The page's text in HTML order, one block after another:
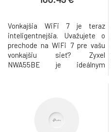
Adapt
Vonkajšia WiFi 7 je teraz
inteligentnejšia. Uvažujete o
prechode na WiFi 7 pre vašu
vonkajšiu sieť? Zyxel
NWA55BE je ideálnym
ponúka rýchlosť WiFi 7 až 5,1
Gb/s pre výkon na podnikovej